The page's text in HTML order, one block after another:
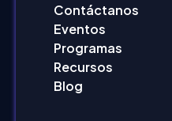
Contáctanos
Eventos
Programas
Recursos
Blog